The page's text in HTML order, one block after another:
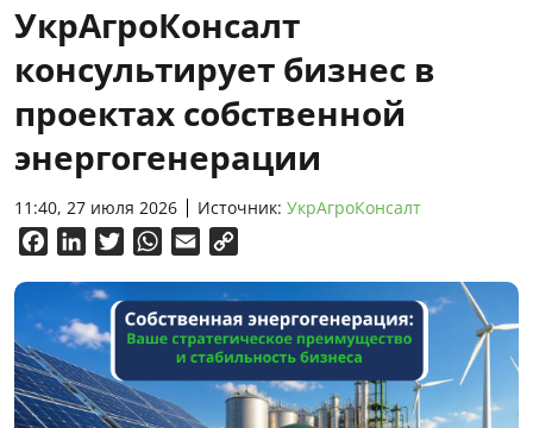
УкрАгроКонсалт
консультирует бизнес в
проектах собственной
энергогенерации
11:40, 27 июля 2026 Источник: УкрАгроКонсалт
FacebookLinkedInTwitterWhatsApp
Email